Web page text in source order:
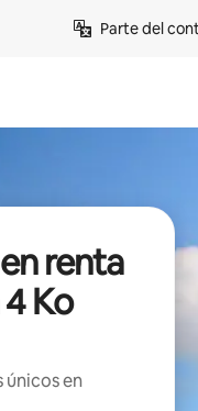
Parte del
renta
Ko
únicos en